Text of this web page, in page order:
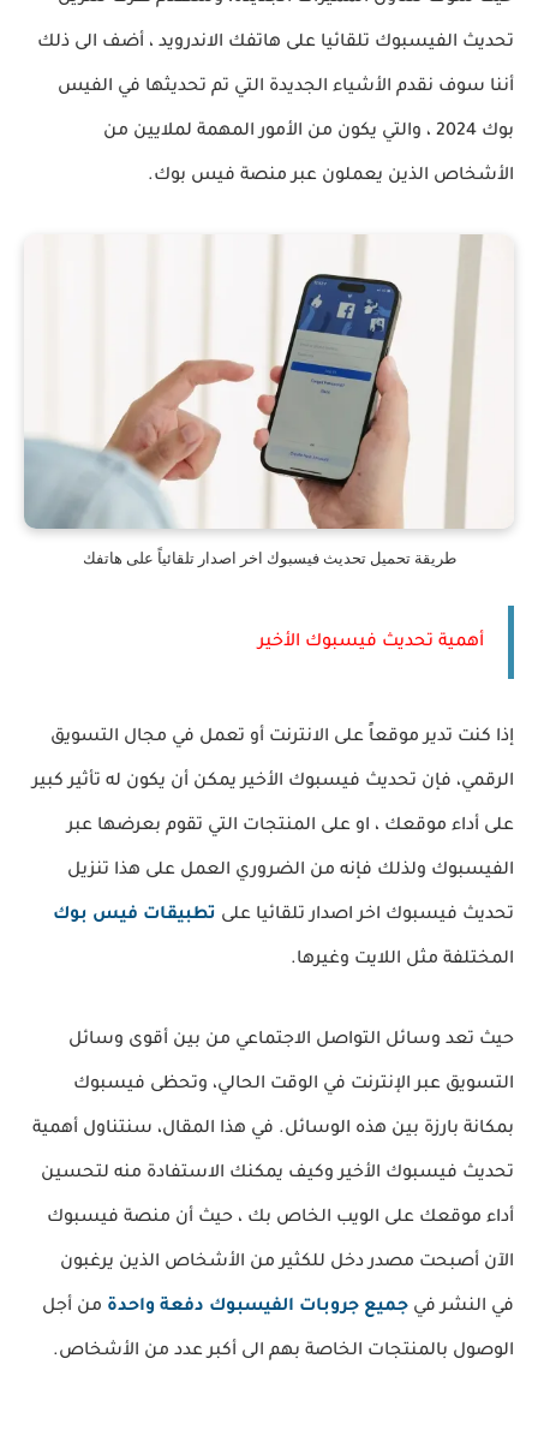
تحديث الفيسبوك تلقائيا على هاتفك الاندرويد ، أضف الى ذلك
أننا سوف نقدم الأشياء الجديدة التي تم تحديثها في الفيس
بوك 2024 ، والتي يكون من الأمور المهمة لملايين من
الأشخاص الذين يعملون عبر منصة فيس بوك.
طريقة تحميل تحديث فيسبوك اخر اصدار تلقائياً على هاتفك
أهمية تحديث فيسبوك الأخير
إذا كنت تدير موقعاً على الانترنت أو تعمل في مجال التسويق
الرقمي، فإن تحديث فيسبوك الأخير يمكن أن يكون له تأثير كبير
على أداء موقعك ، او على المنتجات التي تقوم بعرضها عبر
الفيسبوك ولذلك فإنه من الضروري العمل على هذا تنزيل
تحديث فيسبوك اخر اصدار تلقائيا على تطبيقات فيس بوك
المختلفة مثل اللايت وغيرها.
حيث تعد وسائل التواصل الاجتماعي من بين أقوى وسائل
التسويق عبر الإنترنت في الوقت الحالي، وتحظى فيسبوك
بمكانة بارزة بين هذه الوسائل. في هذا المقال، سنتناول أهمية
تحديث فيسبوك الأخير وكيف يمكنك الاستفادة منه لتحسين
أداء موقعك على الويب الخاص بك ، حيث أن منصة فيسبوك
الآن أصبحت مصدر دخل للكثير من الأشخاص الذين يرغبون
في النشر في جميع جروبات الفيسبوك دفعة واحدة من أجل
الوصول بالمنتجات الخاصة بهم الى أكبر عدد من الأشخاص.